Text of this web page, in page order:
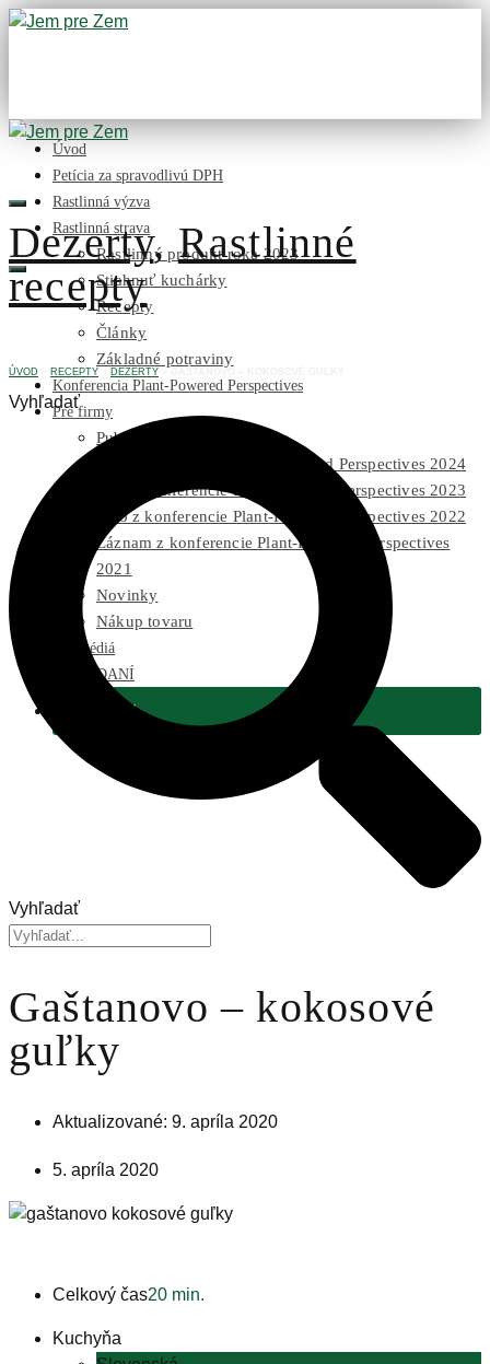
Úvod
Petícia za spravodlivú DPH
Rastlinná výzva
Rastlinná strava
Rastlinný produkt roka 2023
Stiahnuť kuchárky
Recepty
Články
Základné potraviny
Konferencia Plant-Powered Perspectives
Pre firmy
Publikácie na stiahnutie
Foto z konferencie Plant-Powered Perspectives 2024
Foto z konferencie Plant-Powered Perspectives 2023
Foto z konferencie Plant-Powered Perspectives 2022
Záznam z konferencie Plant-Powered Perspectives
2021
Novinky
Nákup tovaru
Pre médiá
2 % Z DANÍ
Podporiť
Dezerty,Rastlinné
recepty
ÚVOD RECEPTY DEZERTY
Vyhľadať
Vyhľadať
Gaštanovo – kokosové
guľky
Aktualizované: 9. apríla 2020
5. apríla 2020
Celkový čas20 min.
Kuchyňa